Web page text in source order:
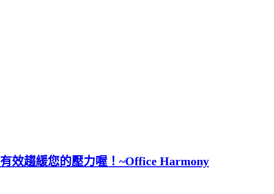
效趨緩您的壓力喔！~Office Harmony